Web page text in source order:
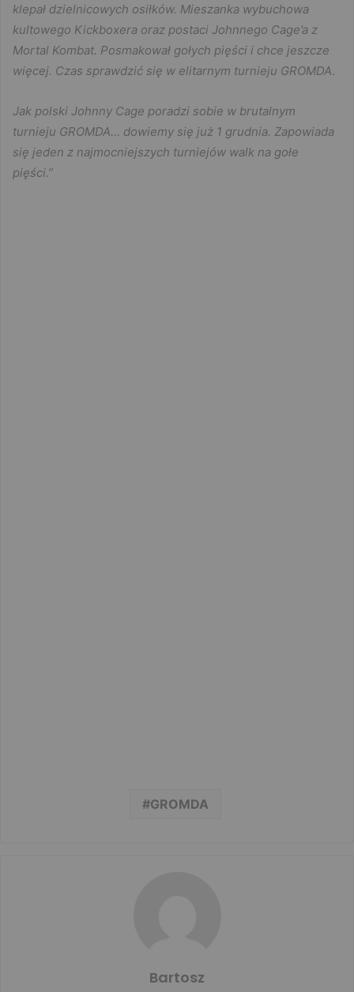
klepał dzielnicowych osiłków. Mieszanka wybuchowa
kultowego Kickboxera oraz postaci Johnnego Cage’a z
Mortal Kombat. Posmakował gołych pięści i chce jeszcze
więcej. Czas sprawdzić się w elitarnym turnieju GROMDA.
Jak polski Johnny Cage poradzi sobie w brutalnym
turnieju GROMDA… dowiemy się już 1 grudnia. Zapowiada
się jeden z najmocniejszych turniejów walk na gołe
pięści.”
GROMDA
Bartosz